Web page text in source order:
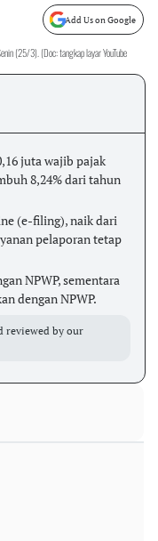
Add Us on Google
(25/3). (Doc: tangkap layar YouTube
juta wajib pajak
8,24% dari tahun
(e-filing), naik dari
pelaporan tetap
NPWP, sementara
dengan NPWP.
reviewed by our